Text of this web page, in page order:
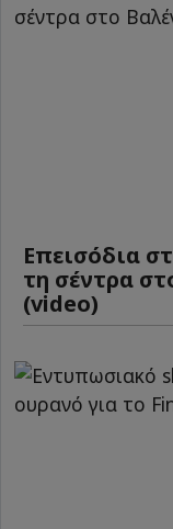
Επεισόδια
τη σέντρα
(video)